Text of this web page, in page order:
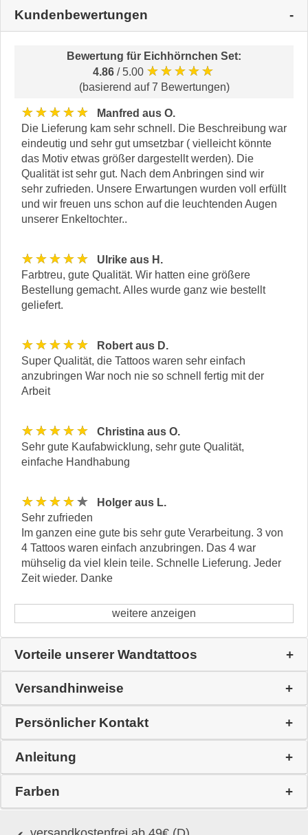
Kundenbewertungen
Bewertung für Eichhörnchen Set:
4.86 / 5.00 ★★★★★
(basierend auf 7 Bewertungen)
★★★★★
Manfred aus O.
Die Lieferung kam sehr schnell. Die Beschreibung war
eindeutig und sehr gut umsetzbar ( vielleicht könnte
das Motiv etwas größer dargestellt werden). Die
Qualität ist sehr gut. Nach dem Anbringen sind wir
sehr zufrieden. Unsere Erwartungen wurden voll erfüllt
und wir freuen uns schon auf die leuchtenden Augen
unserer Enkeltochter..
★★★★★
Ulrike aus H.
Farbtreu, gute Qualität. Wir hatten eine größere
Bestellung gemacht. Alles wurde ganz wie bestellt
geliefert.
★★★★★
Robert aus D.
Super Qualität, die Tattoos waren sehr einfach
anzubringen War noch nie so schnell fertig mit der
Arbeit
★★★★★
Christina aus O.
Sehr gute Kaufabwicklung, sehr gute Qualität,
einfache Handhabung
★★★★★
Holger aus L.
Sehr zufrieden
Im ganzen eine gute bis sehr gute Verarbeitung. 3 von
4 Tattoos waren einfach anzubringen. Das 4 war
mühselig da viel klein teile. Schnelle Lieferung. Jeder
Zeit wieder. Danke
weitere anzeigen
Vorteile unserer Wandtattoos
Versandhinweise
Persönlicher Kontakt
Anleitung
Farben